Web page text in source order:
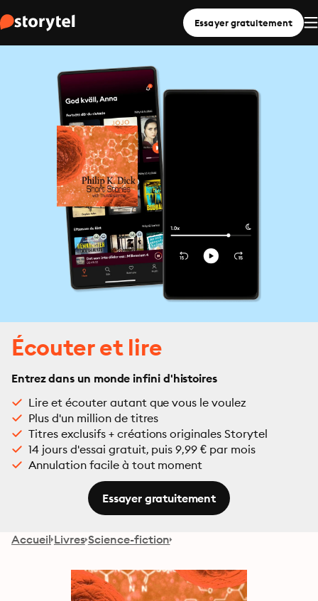
Essayer gratuitement
Écouter et lire
Entrez dans un monde infini d'histoires
Lire et écouter autant que vous le voulez
Plus d'un million de titres
Titres exclusifs + créations originales Storytel
14 jours d'essai gratuit, puis 9,99 € par mois
Annulation facile à tout moment
Essayer gratuitement
Accueil Livres Science-fiction